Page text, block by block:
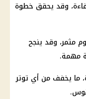
وقد يحقق خطوة
مثمر، وقد ينجح
مهمة.
ما يخفف من أي توتر